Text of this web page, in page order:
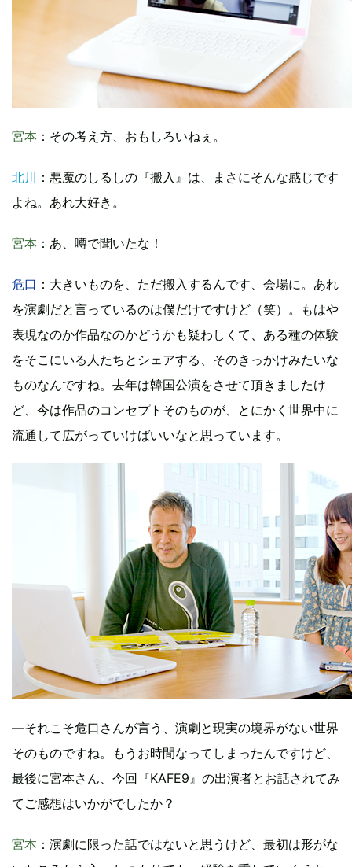
宮本 ：その考え方、おもしろいねぇ。
北川 ：悪魔のしるしの『搬入』は、まさにそんな感じです
よね。あれ大好き。
宮本 ：あ、噂で聞いたな！
危口 ：大きいものを、ただ搬入するんです、会場に。あれ
を演劇だと言っているのは僕だけですけど（笑）。もはや
表現なのか作品なのかどうかも疑わしくて、ある種の体験
をそこにいる人たちとシェアする、そのきっかけみたいな
ものなんですね。去年は韓国公演をさせて頂きましたけ
ど、今は作品のコンセプトそのものが、とにかく世界中に
流通して広がっていけばいいなと思っています。
―それこそ危口さんが言う、演劇と現実の境界がない世界
そのものですね。もうお時間なってしまったんですけど、
最後に宮本さん、今回『KAFE9』の出演者とお話されてみ
てご感想はいかがでしたか？
宮本 ：演劇に限った話ではないと思うけど、最初は形がな